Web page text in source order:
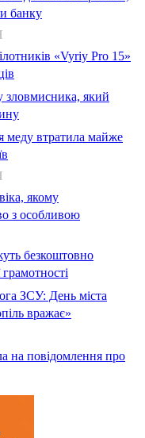
банку
«Vyriy Pro 15»
зловмисника, який
меду втратила майже
якому
з особливою
безкоштовно
ЗСУ: День міста
вражає»
на повідомлення про